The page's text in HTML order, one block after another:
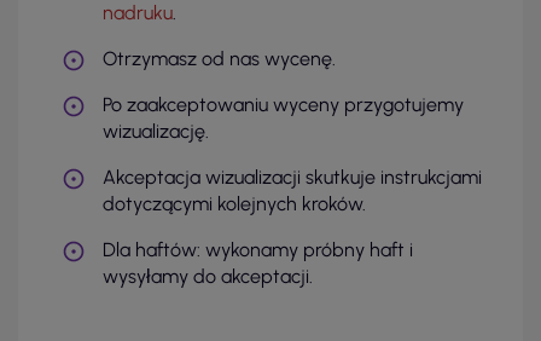
nadruku.
Otrzymasz od nas wycenę.
Po zaakceptowaniu wyceny przygotujemy
wizualizację.
Akceptacja wizualizacji skutkuje instrukcjami
dotyczącymi kolejnych kroków.
Dla haftów: wykonamy próbny haft i
wysyłamy do akceptacji.